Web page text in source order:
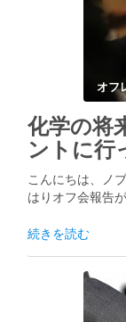
オフ
化学の将
ントに行
こんにちは、ノ
はりオフ会報告
続きを読む